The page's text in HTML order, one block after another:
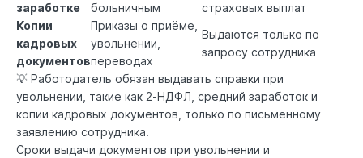
заработке
больничным
страховых выплат
Копии
кадровых
документов
Приказы о приёме,
увольнении,
переводах
Выдаются только по
запросу сотрудника
💡 Работодатель обязан выдавать справки при
увольнении, такие как 2‑НДФЛ, средний заработок и
копии кадровых документов, только по письменному
заявлению сотрудника.
Сроки выдачи документов при увольнении и